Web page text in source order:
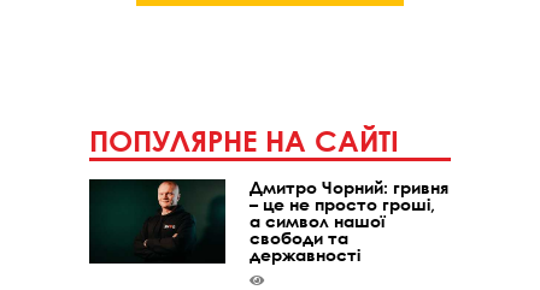
ПОПУЛЯРНЕ НА САЙТІ
Дмитро Чорний: гривня
– це не просто гроші,
а символ нашої
свободи та
державності